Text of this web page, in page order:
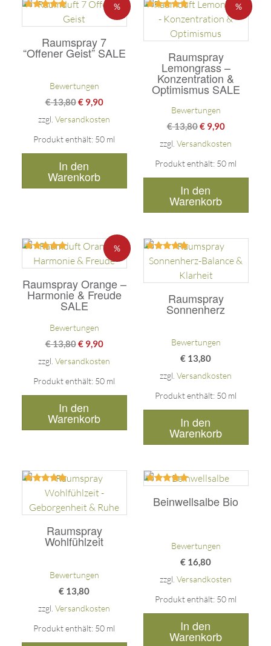
%
Raumspray 7
“Offener Geist” SALE
von 5
Bewertungen
€13,80€9,90
zzgl.Versandkosten
Produkt enthält: 50 ml
In den
Warenkorb
%
Raumspray
Lemongrass –
Konzentration &
Optimismus SALE
Bewertet
mit
5.00
von 5
Bewertungen
€13,80€9,90
zzgl.Versandkosten
Produkt enthält: 50 ml
In den
Warenkorb
%
Raumspray Orange –
Harmonie & Freude
SALE
Bewertet
mit
von 5
Bewertungen
€13,80€9,90
zzgl.Versandkosten
Produkt enthält: 50 ml
In den
Warenkorb
Raumspray
Sonnenherz
Bewertet
mit
von 5
Bewertungen
€ 13,80
zzgl.Versandkosten
Produkt enthält: 50 ml
In den
Warenkorb
Raumspray
Wohlfühlzeit
Bewertet
mit
5.00
von 5
Bewertungen
€ 13,80
zzgl.Versandkosten
Produkt enthält: 50 ml
Beinwellsalbe Bio
mit
5.00
Bewertungen
€ 16,80
zzgl.Versandkosten
Produkt enthält: 50 ml
In den
Warenkorb